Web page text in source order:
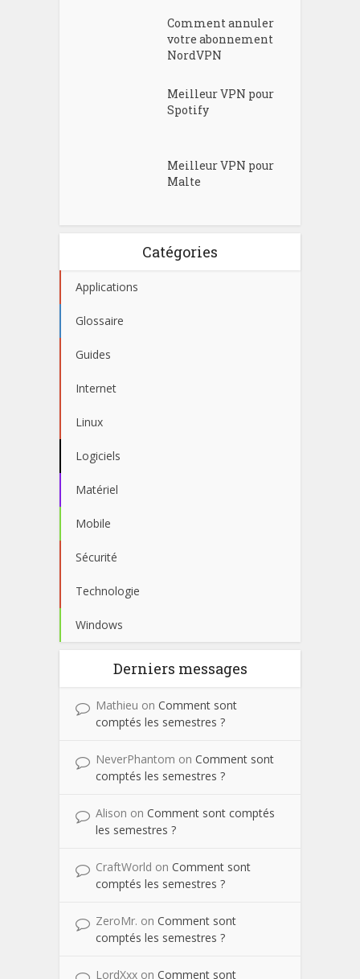
Comment annuler
votre abonnement
NordVPN
Meilleur VPN pour
Spotify
Meilleur VPN pour
Malte
Catégories
Applications
Glossaire
Guides
Internet
Linux
Logiciels
Matériel
Mobile
Sécurité
Technologie
Windows
Derniers messages
Mathieu on Comment sont
comptés les semestres ?
NeverPhantom on Comment sont
comptés les semestres ?
Alison on Comment sont comptés
les semestres ?
CraftWorld on Comment sont
comptés les semestres ?
ZeroMr. on Comment sont
comptés les semestres ?
LordXxx on Comment sont